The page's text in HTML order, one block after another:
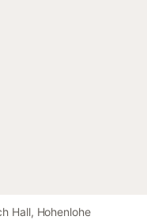
Hall, Hohenlohe